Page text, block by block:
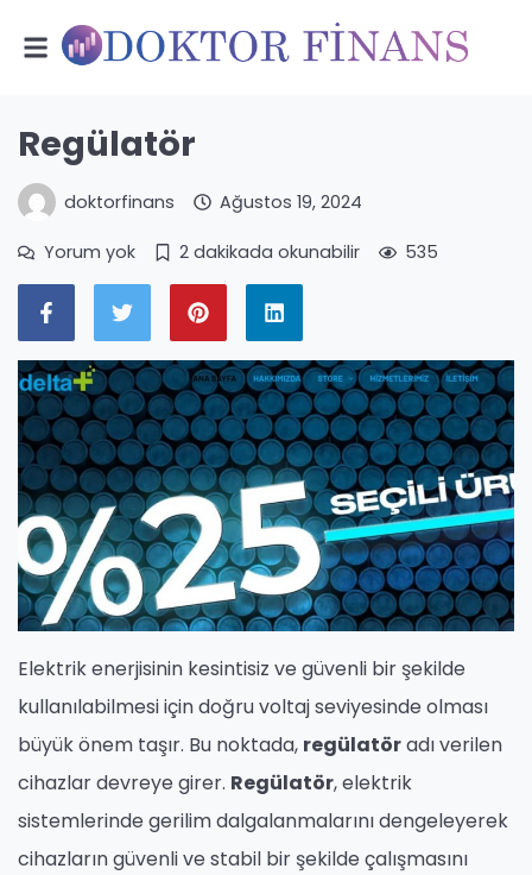
Regülatör
doktorfinans Ağustos 19, 2024
Yorum yok 2 dakikada okunabilir 535
Elektrik enerjisinin kesintisiz ve güvenli bir şekilde
kullanılabilmesi için doğru voltaj seviyesinde olması
büyük önem taşır. Bu noktada, regülatöradı verilen
cihazlar devreye girer. Regülatör, elektrik
sistemlerinde gerilim dalgalanmalarını dengeleyerek
cihazların güvenli ve stabil bir şekilde çalışmasını